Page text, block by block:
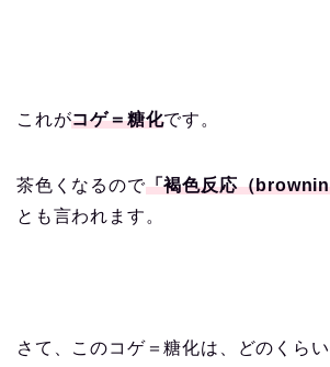
これがコゲ＝糖化です。
茶色くなるので「褐色反応（
とも言われます。
さて、このコゲ＝糖化は、どのくら